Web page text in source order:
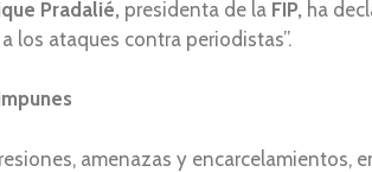
Pradalié, presidenta de la FIP, ha
los ataques contra periodistas”.
amenazas y encarcelamientos,